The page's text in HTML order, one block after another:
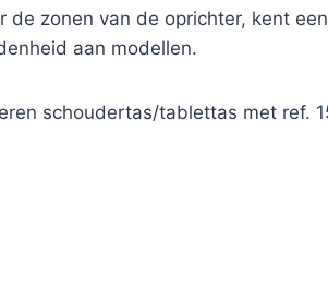
zonen van de oprichter, kent
aan modellen.
schoudertas/tablettas met ref.